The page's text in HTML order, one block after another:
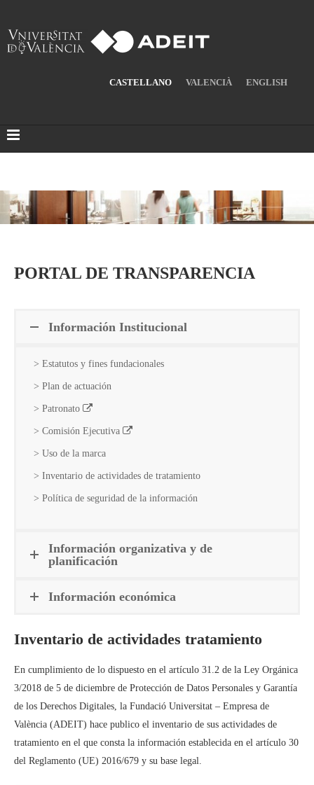
CASTELLANO VALENCIÀ ENGLISH
PORTAL DE TRANSPARENCIA
Información Institucional
> Estatutos y fines fundacionales
> Plan de actuación
> Patronato
> Comisión Ejecutiva
> Uso de la marca
> Inventario de actividades de tratamiento
> Política de seguridad de la información
Información organizativa y de
planificación
Información económica
Inventario de actividades tratamiento
En cumplimiento de lo dispuesto en el artículo 31.2 de la Ley Orgánica
3/2018 de 5 de diciembre de Protección de Datos Personales y Garantía
de los Derechos Digitales, la Fundació Universitat – Empresa de
València (ADEIT) hace publico el inventario de sus actividades de
tratamiento en el que consta la información establecida en el artículo 30
del Reglamento (UE) 2016/679 y su base legal.